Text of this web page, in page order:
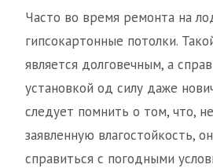
Часто во время ремонта на
гипсокартонные потолки.
является долговечным, а
установкой од силу даже
следует помнить о том, что,
заявленную влагостойкость,
справиться с погодными